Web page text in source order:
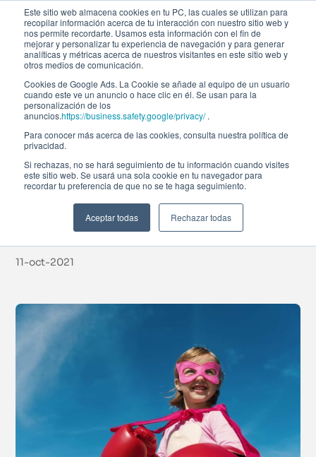
Este sitio web almacena cookies en tu PC, las cuales se utilizan para
recopilar información acerca de tu interacción con nuestro sitio web y
nos permite recordarte. Usamos esta información con el fin de
mejorar y personalizar tu experiencia de navegación y para generar
analíticas y métricas acerca de nuestros visitantes en este sitio web y
otros medios de comunicación.
Cookies de Google Ads. La Cookie se añade al equipo de un usuario
cuando este ve un anuncio o hace clic en él. Se usan para la
personalización de los
anuncios.https://business.safety.google/privacy/.
Para conocer más acerca de las cookies, consulta nuestra política de
privacidad.
Si rechazas, no se hará seguimiento de tu información cuando visites
este sitio web. Se usará una sola cookie en tu navegador para
recordar tu preferencia de que no se te haga seguimiento.
Aceptar todas Rechazar todas
Noticias
Impulsar a las niñas a
ser quienes quieran
11-oct-2021